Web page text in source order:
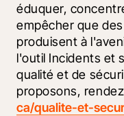
éduquer,
empêcher que
produisent à
l'outil Incidents et
qualité et de
proposons,
ca/qualite-et-